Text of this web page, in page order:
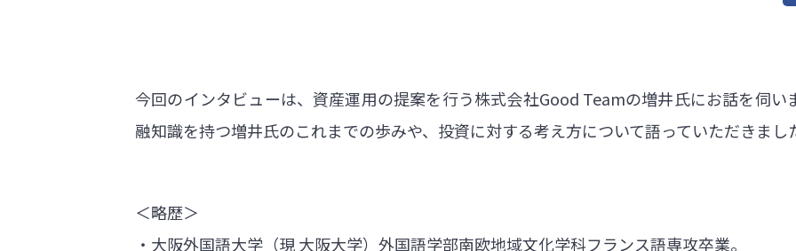
今回のインタビューは、資産運用の提案を行う株式会社Good Teamの増井氏にお話を伺い
融知識を持つ増井氏のこれまでの歩みや、投資に対する考え方について語っていただきまし
＜略歴＞
・大阪外国語大学（現 大阪大学）外国語学部南欧地域文化学科フランス語専攻卒業。